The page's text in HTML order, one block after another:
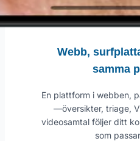
Webb,
samma
En plattform i webben,
—översikter, triage,
videosamtal följer ditt
som